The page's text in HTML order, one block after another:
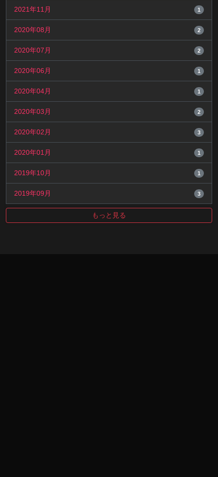
2021年11月 1
2020年08月 2
2020年07月 2
2020年06月 1
2020年04月 1
2020年03月 2
2020年02月 3
2020年01月 1
2019年10月 1
2019年09月 3
もっと見る